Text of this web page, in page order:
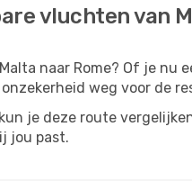
vluchten van
naar Rome? Of je
weg voor de
je deze route
jou past.